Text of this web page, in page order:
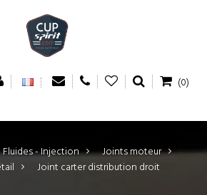
(0)
- Injection >
Joints moteur
> Joint carter distribution droit